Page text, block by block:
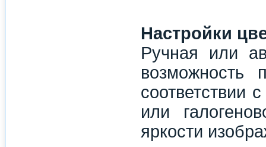
Настройки
Ручная или
возможность
соответствии
или
яркости